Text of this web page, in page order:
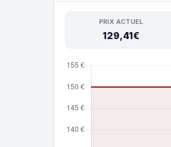
PRIX ACTUEL
129,41€